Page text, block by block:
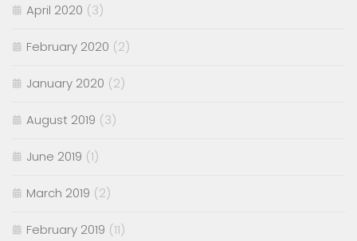
April 2020 (3)
February 2020 (2)
January 2020 (2)
August 2019 (3)
June 2019 (1)
March 2019 (2)
February 2019 (11)